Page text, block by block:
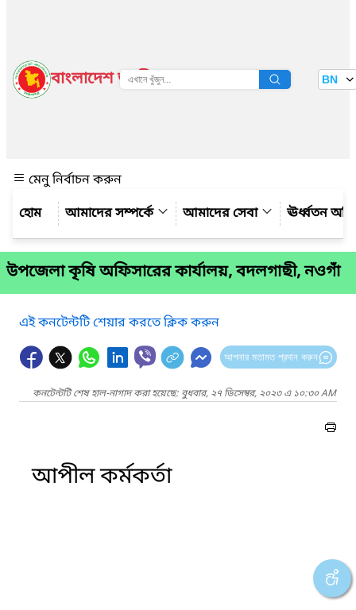
বাংলাদেশ জাতীয় তথ্য বাতায়ন BN
মেনু নির্বাচন করুন
আমাদের সম্পর্কে
আমাদের সেবা ঊর্ধ্বতন
উপজেলা কৃষি অফিসারের কার্যালয়, বদলগাছী, নওগাঁ
এই কনটেন্টটি শেয়ার করতে ক্লিক করুন
আপনার মতামত প্রদান করুন
কনটেন্টটি শেষ হাল-নাগাদ করা হয়েছে: বুধবার, ২৭ ডিসেম্বর, ২০২৩ এ ১০:৩০ AM
আপীল কর্মকর্তা